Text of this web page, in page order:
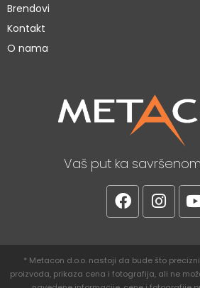
Brendovi
Kontakt
O nama
Vaš put ka
* Metacon d.o.o. nastoji da bude što
proizvoda, prikaza cena i fotografija, ali ne